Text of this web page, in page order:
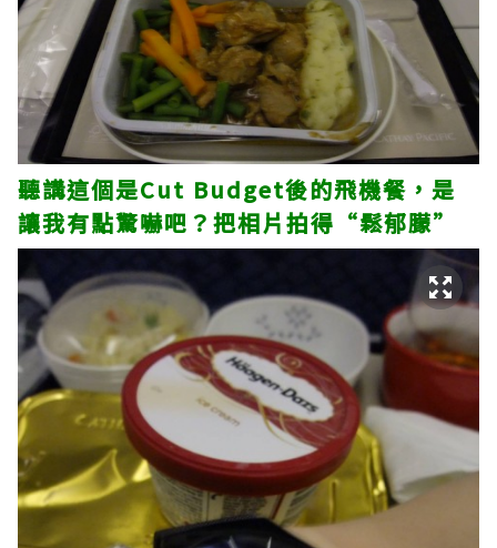
聽講這個是Cut Budget後的飛機餐，是
讓我有點驚嚇吧？把相片拍得“鬆郁朦”